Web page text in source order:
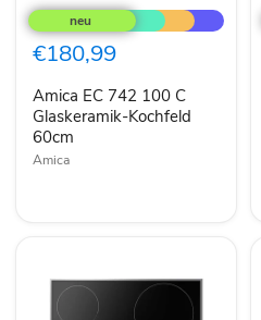
EC
742
100
C
Kochfeld
60cm
€180,99
Amica EC 742 100 C
Glaskeramik-Kochfeld
60cm
Amica